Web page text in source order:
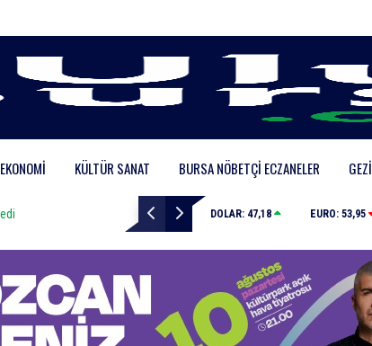
EKONOMI KÜLTÜR SANAT BURSA NÖBETÇI ECZANELER GEZI
Karacabey’de makilik alanda orman yangını
DOLAR: 47,18 EURO: 53,95